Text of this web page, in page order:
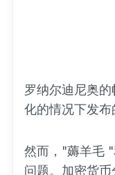
罗纳尔迪尼奥
化的情况下发布
然而，"薅羊毛
问题。加密货